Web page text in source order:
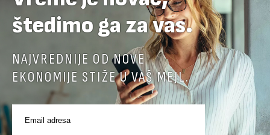
Pre slanja komentara, molimo vas da se upoznate sa
pravilima komentarisanja i pravilima korišćenja sajta.
štedimo ga za vas.
NAJVREDNIJE OD NOVE
EKONOMIJE STIŽE U VAŠ MEJL.